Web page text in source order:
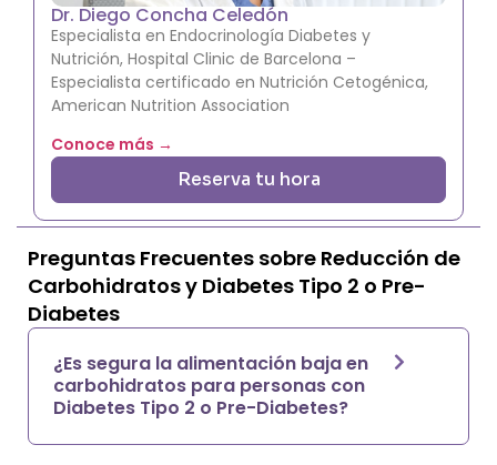
Dr. Diego Concha Celedón
Especialista en Endocrinología Diabetes y
Nutrición, Hospital Clinic de Barcelona –
Especialista certificado en Nutrición Cetogénica,
American Nutrition Association
Conoce más →
Reserva tu hora
Preguntas Frecuentes sobre Reducción de
Carbohidratos y Diabetes Tipo 2 o Pre-
Diabetes
¿Es segura la alimentación baja en
carbohidratos para personas con
Diabetes Tipo 2 o Pre-Diabetes?